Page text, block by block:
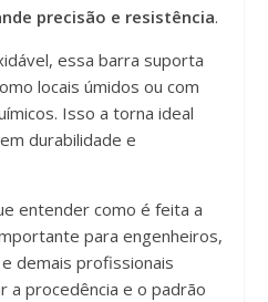
precisão e resistência.
essa barra suporta
locais úmidos ou com
Isso a torna ideal
durabilidade e
entender como é feita a
para engenheiros,
demais profissionais
a procedência e o padrão